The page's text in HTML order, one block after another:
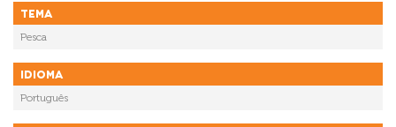
Tema
Pesca
Idioma
Português